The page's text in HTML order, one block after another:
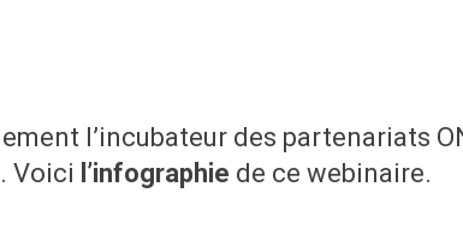
l’incubateur des partenariats
. Voici l’infographie de ce webinaire.